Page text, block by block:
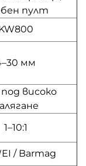
пулт
мм
високо
1–10:1
/ Barmag